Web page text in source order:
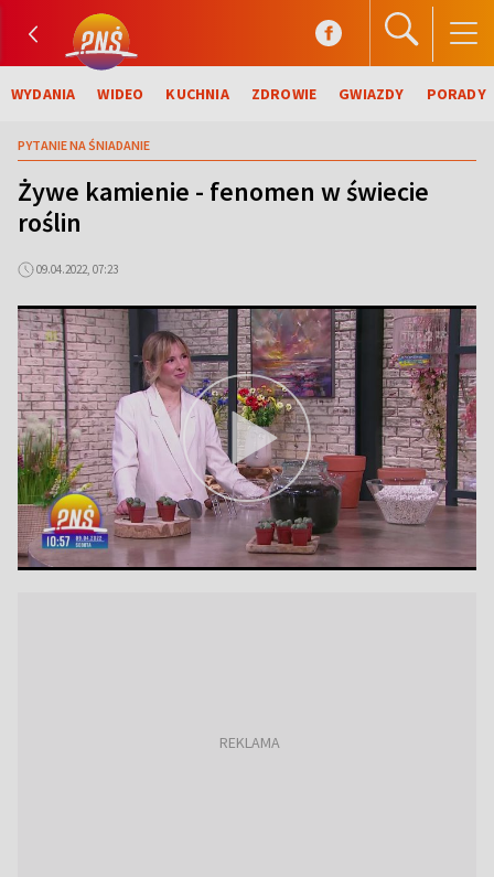
WYDANIA WIDEO KUCHNIA ZDROWIE GWIAZDY PORADY
PYTANIE NA ŚNIADANIE
Żywe kamienie - fenomen w świecie
roślin
09.04.2022, 07:23